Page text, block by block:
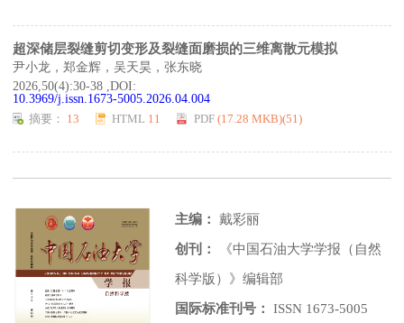
超深储层裂缝剪切变形及裂缝面磨损的三维离散元模拟
尹小龙，郑金辉，吴天昊，张东晓
2026,50(4):30-38 ,DOI:
10.3969/j.issn.1673-5005.2026.04.004
摘要： 13 HTML 11 PDF (17.28 MKB)(51 )
主编： 戴彩丽
创刊： 《中国石油大学学报（自然
科学版）》编辑部
国际标准刊号： ISSN 1673-5005